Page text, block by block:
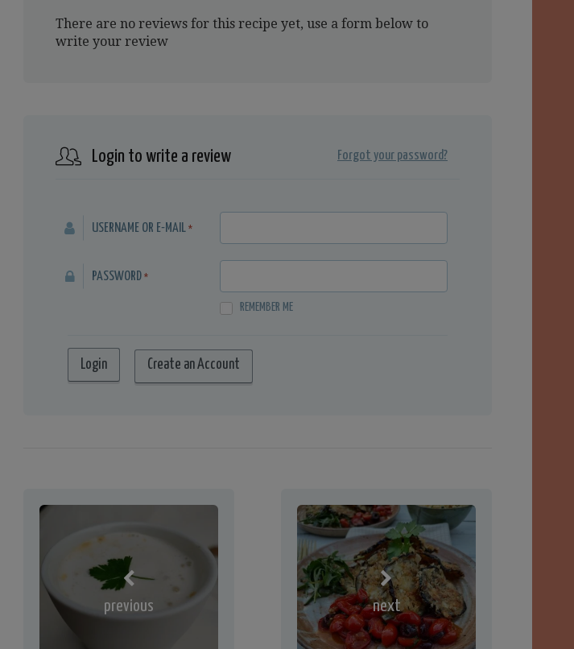
There are no reviews for this recipe yet, use a form below to
write your review
Login to write a review Forgot your password?
USERNAME OR E-MAIL *
PASSWORD *
REMEMBER ME
Create an Account
previous next